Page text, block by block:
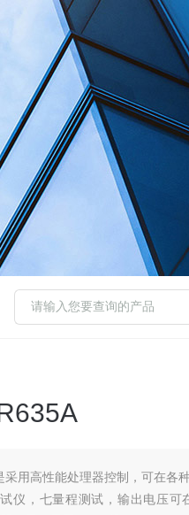
用高性能处理器控制，可在各
仪，七量程测试，输出电压可